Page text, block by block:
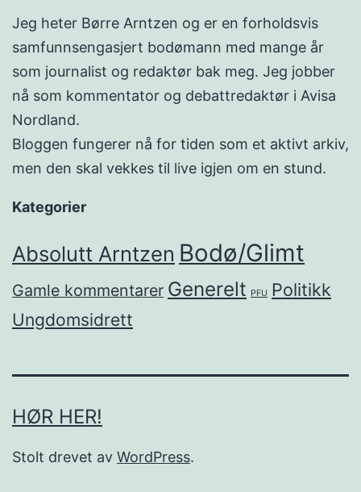
Jeg heter Børre Arntzen og er en forholdsvis
samfunnsengasjert bodømann med mange år
som journalist og redaktør bak meg. Jeg jobber
nå som kommentator og debattredaktør i Avisa
Nordland.
Bloggen fungerer nå for tiden som et aktivt arkiv,
men den skal vekkes til live igjen om en stund.
Kategorier
Absolutt Arntzen Bodø/Glimt
Gamle kommentarer Generelt PFU Politikk
Ungdomsidrett
HØR HER!
Stolt drevet av WordPress.